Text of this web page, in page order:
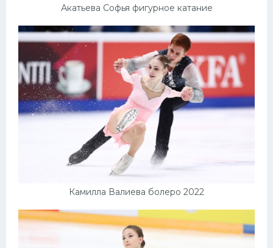
Акатьева Софья фигурное катание
Камилла Валиева болеро 2022